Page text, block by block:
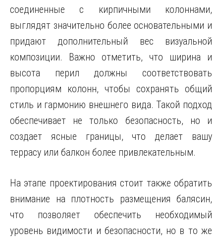
соединенные с кирпичными колоннами,
выглядят значительно более основательными и
придают дополнительный вес визуальной
композиции. Важно отметить, что ширина и
высота перил должны соответствовать
пропорциям колонн, чтобы сохранять общий
стиль и гармонию внешнего вида. Такой подход
обеспечивает не только безопасность, но и
создает ясные границы, что делает вашу
террасу или балкон более привлекательным.
На этапе проектирования стоит также обратить
внимание на плотность размещения балясин,
что позволяет обеспечить необходимый
уровень видимости и безопасности, но в то же